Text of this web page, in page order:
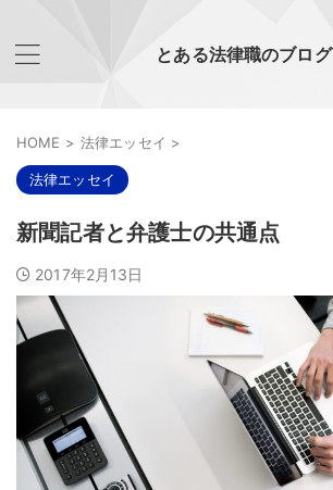
とある法律職のブログ
HOME > 法律エッセイ >
法律エッセイ
新聞記者と弁護士の共通点
2017年2月13日